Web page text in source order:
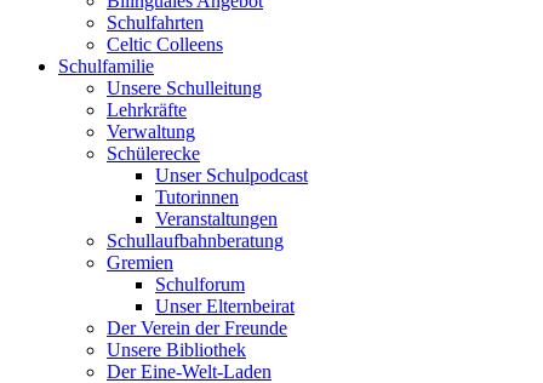
Schulfahrten
Celtic Colleens
Schulfamilie
Unsere Schulleitung
Lehrkräfte
Verwaltung
Schülerecke
Unser Schulpodcast
Tutorinnen
Veranstaltungen
Schullaufbahnberatung
Gremien
Schulforum
Unser Elternbeirat
Der Verein der Freunde
Unsere Bibliothek
Der Eine-Welt-Laden